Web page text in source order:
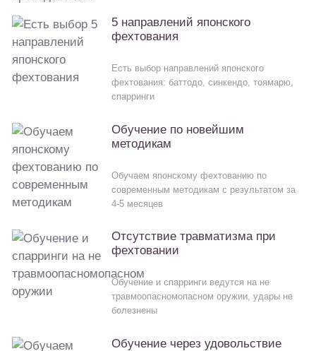
5 направлений японского
фехтования
Есть выбор направлений японского
фехтования: баттодо, синкендо, тоямарю,
спарринги
Обучение по новейшим
методикам
Обучаем японскому фехтованию по
современным методикам с результатом за
4-5 месяцев
Отсутствие травматизма при
фехтовании
Обучение и спарринги ведутся на не
травмоопасномопасном оружии, удары не
болезнены
Обучение через удовольствие